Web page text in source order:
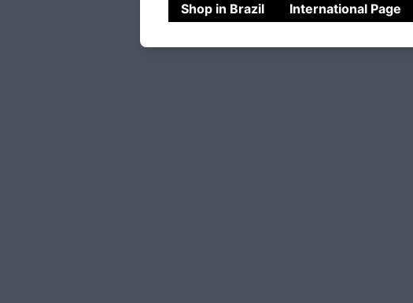
Shop in Brazil International Page